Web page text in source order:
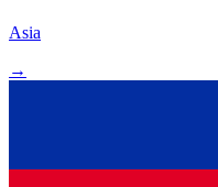
Asia
→